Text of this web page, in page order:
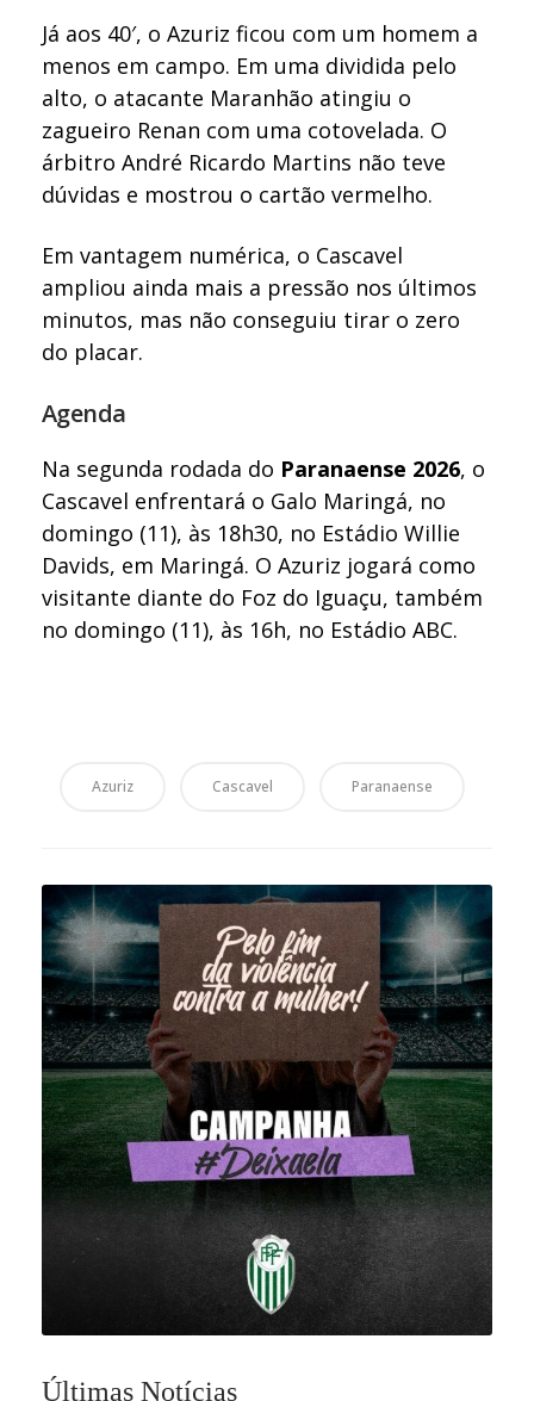
Já aos 40′, o Azuriz ficou com um homem a
menos em campo. Em uma dividida pelo
alto, o atacante Maranhão atingiu o
zagueiro Renan com uma cotovelada. O
árbitro André Ricardo Martins não teve
dúvidas e mostrou o cartão vermelho.
Em vantagem numérica, o Cascavel
ampliou ainda mais a pressão nos últimos
minutos, mas não conseguiu tirar o zero
do placar.
Agenda
Na segunda rodada do Paranaense 2026, o
Cascavel enfrentará o Galo Maringá, no
domingo (11), às 18h30, no Estádio Willie
Davids, em Maringá. O Azuriz jogará como
visitante diante do Foz do Iguaçu, também
no domingo (11), às 16h, no Estádio ABC.
Azuriz Cascavel Paranaense
Últimas Notícias